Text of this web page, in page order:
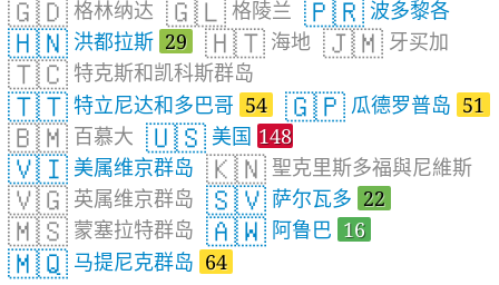
🇬🇩 格林纳达 🇬🇱 格陵兰 🇵🇷 波多黎各
🇭🇳 洪都拉斯 29 🇭🇹 海地 🇯🇲 牙买加
🇹🇨 特克斯和凯科斯群岛
🇹🇹 特立尼达和多巴哥 54 🇬🇵 瓜德罗普岛 51
🇧🇲 百慕大 🇺🇸 美国 148
🇻🇮 美属维京群岛 🇰🇳 聖克里斯多福與尼維斯
🇻🇬 英属维京群岛 🇸🇻 萨尔瓦多 22
🇲🇸 蒙塞拉特群岛 🇦🇼 阿鲁巴 16
🇲🇶 马提尼克群岛 64